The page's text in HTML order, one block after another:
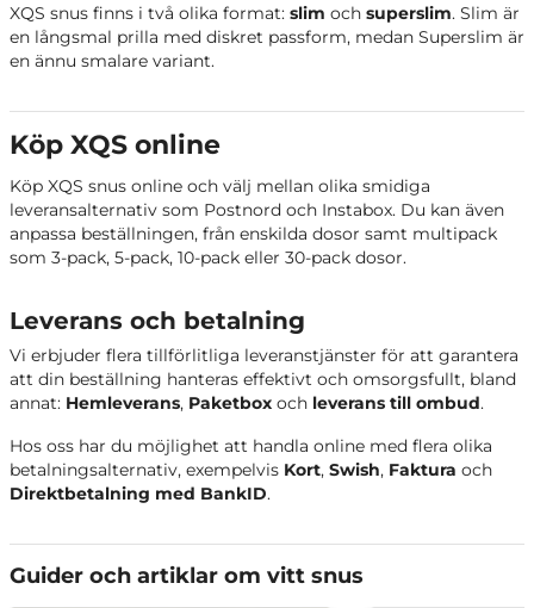
XQS Dark Banana
Banan och mörk
choklad
XQS Apple Crisp
XQS Orange Squeeze
Apelsin, citron och
mentol
XQS Cola Lime Cola och lime
XQS The Peppermint
XQS The Menthol Mentol
XQS The Spearmint Spearmint
XQS Virgin Peppermint Nikotinfritt
XQS Pink Lemon Fizz 10mg Limited
Edition
Grapefrukt och citron
XQS snus finns i två olika format: slim och superslim. Slim är
en långsmal prilla med diskret passform, medan Superslim är
en ännu smalare variant.
Köp XQS online
Köp XQS snus online och välj mellan olika smidiga
leveransalternativ som Postnord och Instabox. Du kan även
anpassa beställningen, från enskilda dosor samt multipack
som 3-pack, 5-pack, 10-pack eller 30-pack dosor.
Leverans och betalning
Vi erbjuder flera tillförlitliga leveranstjänster för att garantera
att din beställning hanteras effektivt och omsorgsfullt, bland
annat: Hemleverans, Paketbox och leverans till ombud.
Hos oss har du möjlighet att handla online med flera olika
betalningsalternativ, exempelvis Kort, Swish, Faktura och
Direktbetalning med BankID.
Guider och artiklar om vitt snus